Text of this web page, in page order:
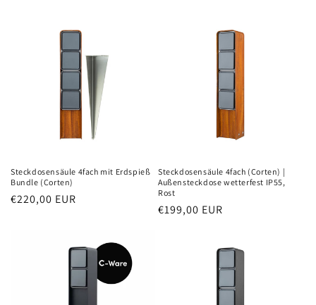
Steckdosensäule 4fach mit Erdspieß
Bundle (Corten)
Normaler
€220,00 EUR
Steckdosensäule 4fach (Corten) |
Außensteckdose wetterfest IP55,
Rost
Normaler
€199,00 EUR